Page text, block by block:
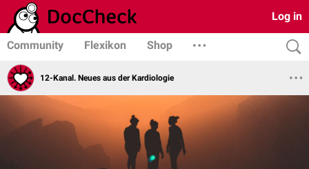
Log in
Community Flexikon Shop
12-Kanal. Neues aus der Kardiologie